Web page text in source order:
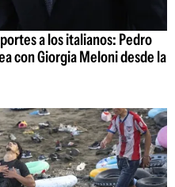
a los italianos: Pedro
con Giorgia Meloni desde la